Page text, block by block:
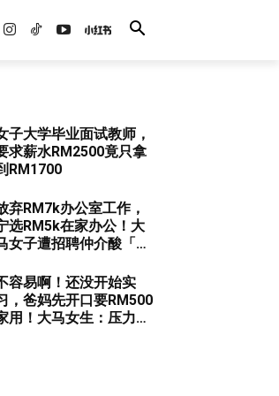
子大学毕业面试教师，
求薪水RM2500竟只拿
RM1700
弃RM7k办公室工作，
选RM5k在家办公！大
女子遭招聘仲介酸「不
容易啊！还没开始实
，爸妈先开口要RM500
用！大马女生：压力大